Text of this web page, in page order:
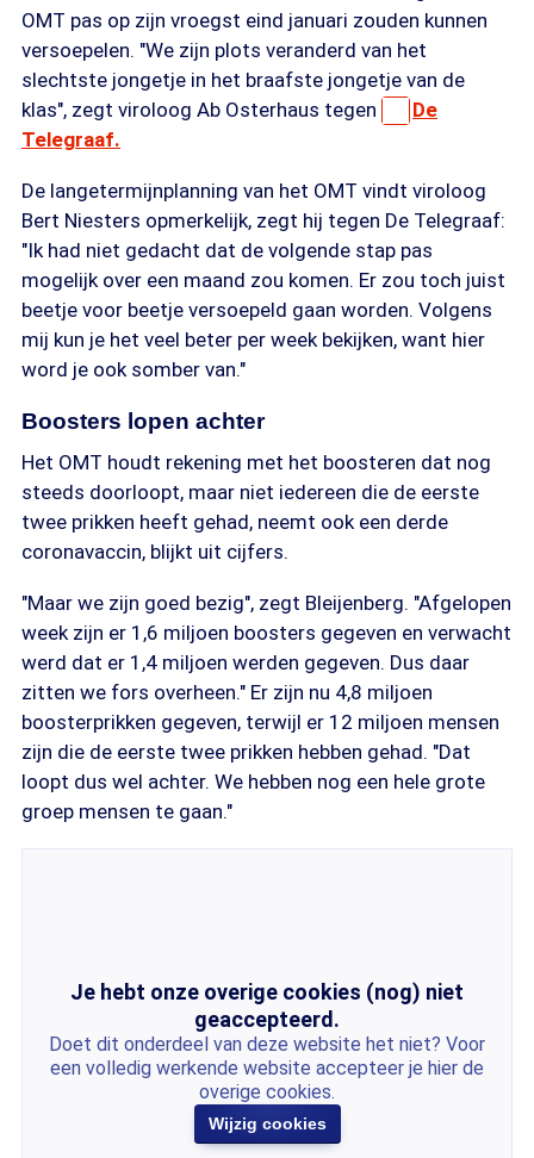
OMT pas op zijn vroegst eind januari zouden kunnen
versoepelen. "We zijn plots veranderd van het
slechtste jongetje in het braafste jongetje van de
klas", zegt viroloog Ab Osterhaus tegen
De
Telegraaf.
De langetermijnplanning van het OMT vindt viroloog
Bert Niesters opmerkelijk, zegt hij tegen De Telegraaf:
"Ik had niet gedacht dat de volgende stap pas
mogelijk over een maand zou komen. Er zou toch juist
beetje voor beetje versoepeld gaan worden. Volgens
mij kun je het veel beter per week bekijken, want hier
word je ook somber van."
Boosters lopen achter
Het OMT houdt rekening met het boosteren dat nog
steeds doorloopt, maar niet iedereen die de eerste
twee prikken heeft gehad, neemt ook een derde
coronavaccin, blijkt uit cijfers.
"Maar we zijn goed bezig", zegt Bleijenberg. "Afgelopen
week zijn er 1,6 miljoen boosters gegeven en verwacht
werd dat er 1,4 miljoen werden gegeven. Dus daar
zitten we fors overheen." Er zijn nu 4,8 miljoen
boosterprikken gegeven, terwijl er 12 miljoen mensen
zijn die de eerste twee prikken hebben gehad. "Dat
loopt dus wel achter. We hebben nog een hele grote
groep mensen te gaan."
Je hebt onze overige cookies (nog) niet
geaccepteerd.
Doet dit onderdeel van deze website het niet? Voor
een volledig werkende website accepteer je hier de
overige cookies.
Wijzig cookies